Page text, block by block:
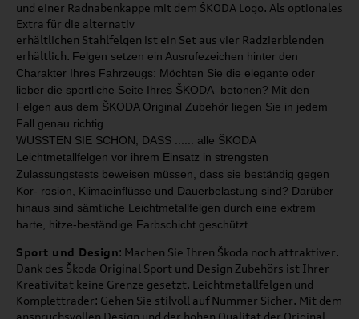
und einer Radnabenkappe mit dem ŠKODA Logo. Als optionales
Extra für die alternativ
erhältlichen Stahlfelgen ist ein Set aus vier Radzierblenden
erhältlich. Felgen setzen ein Ausrufezeichen hinter den
Charakter
Ihres Fahrzeugs: Möchten Sie die elegante oder
lieber die sportliche Seite Ihres ŠKODA betonen? Mit den
Felgen aus dem ŠKODA Original Zubehör liegen Sie in jedem
Fall genau richtig.
WUSSTEN SIE SCHON, DASS ...... alle ŠKODA
Leichtmetallfelgen vor ihrem Einsatz in strengsten
Zulassungstests beweisen müssen, dass sie beständig gegen
Kor- rosion, Klimaeinflüsse und Dauer­ belastung sind? Darüber
hinaus sind sämtliche Leichtmetallfelgen durch eine extrem
harte, hitze- beständige Farbschicht geschützt
Sport und Design: Machen Sie Ihren Škoda noch attraktiver.
Dank des Škoda Original Sport und Design Zubehörs ist Ihrer
Kreativität keine Grenze gesetzt. Leichtmetallfelgen und
Kompletträder: Gehen Sie stilvoll auf Nummer Sicher. Mit dem